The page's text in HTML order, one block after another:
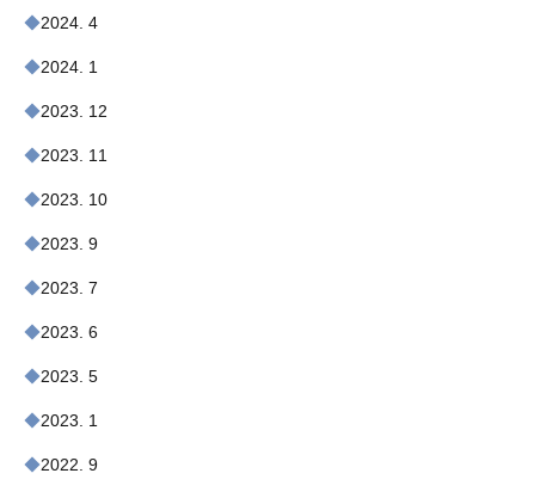
2024. 4
2024. 1
2023. 12
2023. 11
2023. 10
2023. 9
2023. 7
2023. 6
2023. 5
2023. 1
2022. 9